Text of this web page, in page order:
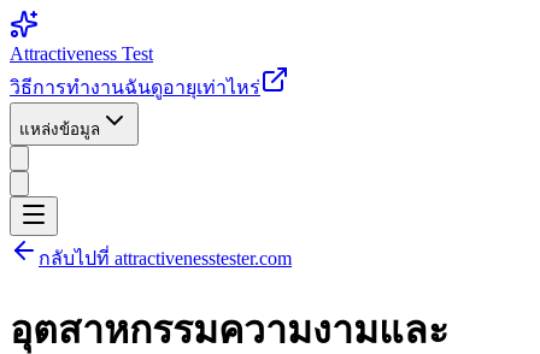
Attractiveness Test
วิธีการทำงานฉันดูอายุเท่าไหร่
แหล่งข้อมูล
กลับไปที่ attractivenesstester.com
อุตสาหกรรมความงามและ